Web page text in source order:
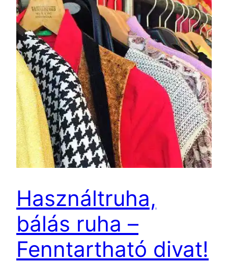
Használtruha,
bálás ruha –
Fenntartható divat!